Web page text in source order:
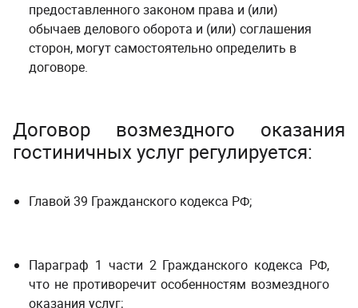
предоставленного законом права и (или)
обычаев делового оборота и (или) соглашения
сторон, могут самостоятельно определить в
договоре.
Договор возмездного оказания
гостиничных услуг регулируется:
Главой 39 Гражданского кодекса РФ;
Параграф 1 части 2 Гражданского кодекса РФ,
что не противоречит особенностям возмездного
оказания услуг;